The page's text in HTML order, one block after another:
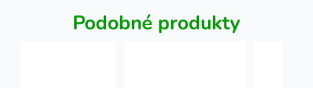
Podobné produkty